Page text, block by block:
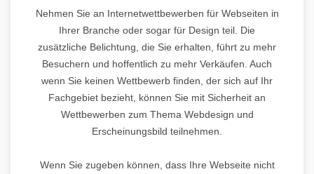
Nehmen Sie an Internetwettbewerben für Webseiten in
Ihrer Branche oder sogar für Design teil. Die
zusätzliche Belichtung, die Sie erhalten, führt zu mehr
Besuchern und hoffentlich zu mehr Verkäufen. Auch
wenn Sie keinen Wettbewerb finden, der sich auf Ihr
Fachgebiet bezieht, können Sie mit Sicherheit an
Wettbewerben zum Thema Webdesign und
Erscheinungsbild teilnehmen.
Wenn Sie zugeben können, dass Ihre Webseite nicht